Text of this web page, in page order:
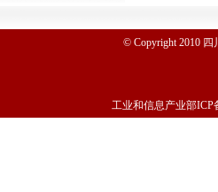
© Copyright 2010
工业和信息产业部ICP